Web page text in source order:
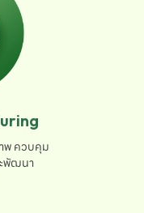
พ ควบคุม
พัฒนา